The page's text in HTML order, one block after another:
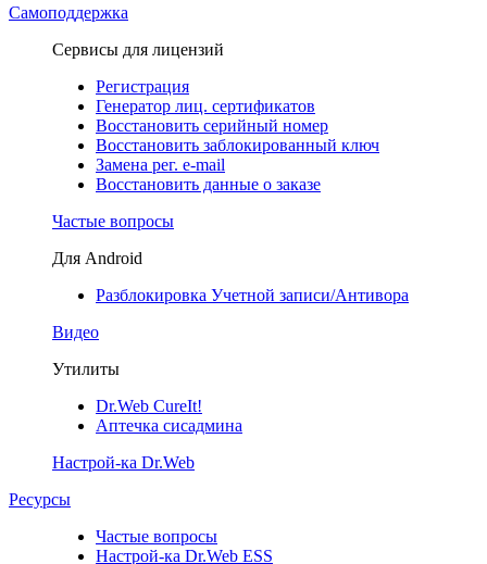
Самоподдержка
Сервисы для лицензий
Регистрация
Генератор лиц. сертификатов
Восстановить серийный номер
Восстановить заблокированный ключ
Замена рег. e-mail
Восстановить данные о заказе
Частые вопросы
Для Android
Разблокировка Учетной записи/Антивора
Видео
Утилиты
Dr.Web CureIt!
Аптечка сисадмина
Настрой-ка Dr.Web
Ресурсы
Частые вопросы
Настрой-ка Dr.Web ESS